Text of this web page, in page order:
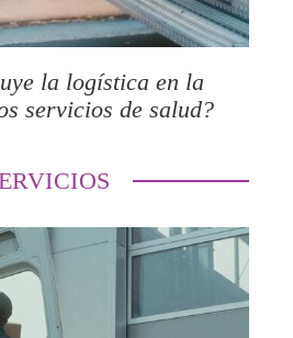
la logística en la
servicios de salud?